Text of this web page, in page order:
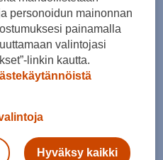
myymälästä
personoidun mainonnan
painamalla
valintojasi
linkin kautta.
Hyväksy kaikki